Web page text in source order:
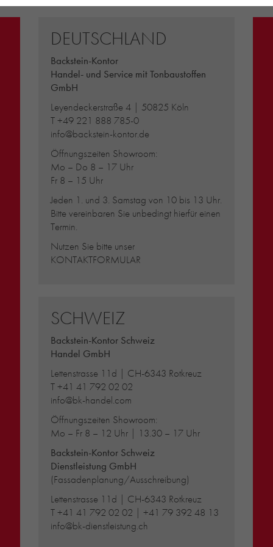
DEUTSCHLAND
Backstein-Kontor
Handel- und Service mit Tonbaustoffen
GmbH
Leyendeckerstraße 4 | 50825 Köln
T+49 221 888 785-0
info@backstein-kontor.de
Öffnungszeiten Showroom:
Mo – Do 8 – 17 Uhr
Fr 8 – 15 Uhr
Jeden 1. und 3. Samstag von 10 bis 13 Uhr.
Bitte vereinbaren Sie unbedingt hierfür einen
Termin.
Nutzen Sie bitte unser
KONTAKTFORMULAR
SCHWEIZ
Backstein-Kontor Schweiz
Handel GmbH
Lettenstrasse 11d | CH-6343 Rotkreuz
T+41 41 792 02 02
info@bk-handel.com
Öffnungszeiten Showroom:
Mo – Fr 8 – 12 Uhr | 13.30 – 17 Uhr
Backstein-Kontor Schweiz
Dienstleistung GmbH
(Fassadenplanung/Ausschreibung)
Lettenstrasse 11d | CH-6343 Rotkreuz
T+41 41 792 02 02 |+41 79 392 48 13
info@bk-dienstleistung.ch